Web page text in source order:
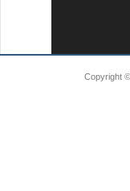
Copyright